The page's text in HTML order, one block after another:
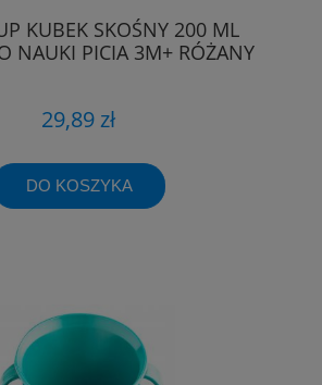
KUBEK SKOŚNY 200 ML
NAUKI PICIA 3M+ RÓŻANY
29,89 zł
DO KOSZYKA